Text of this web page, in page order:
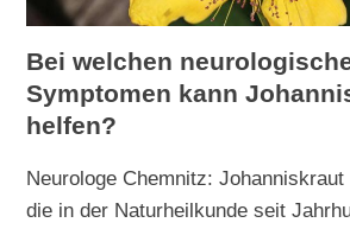
Bei welchen
Symptomen kann
helfen?
Neurologe Chemnitz:
die in der Naturheilkunde seit